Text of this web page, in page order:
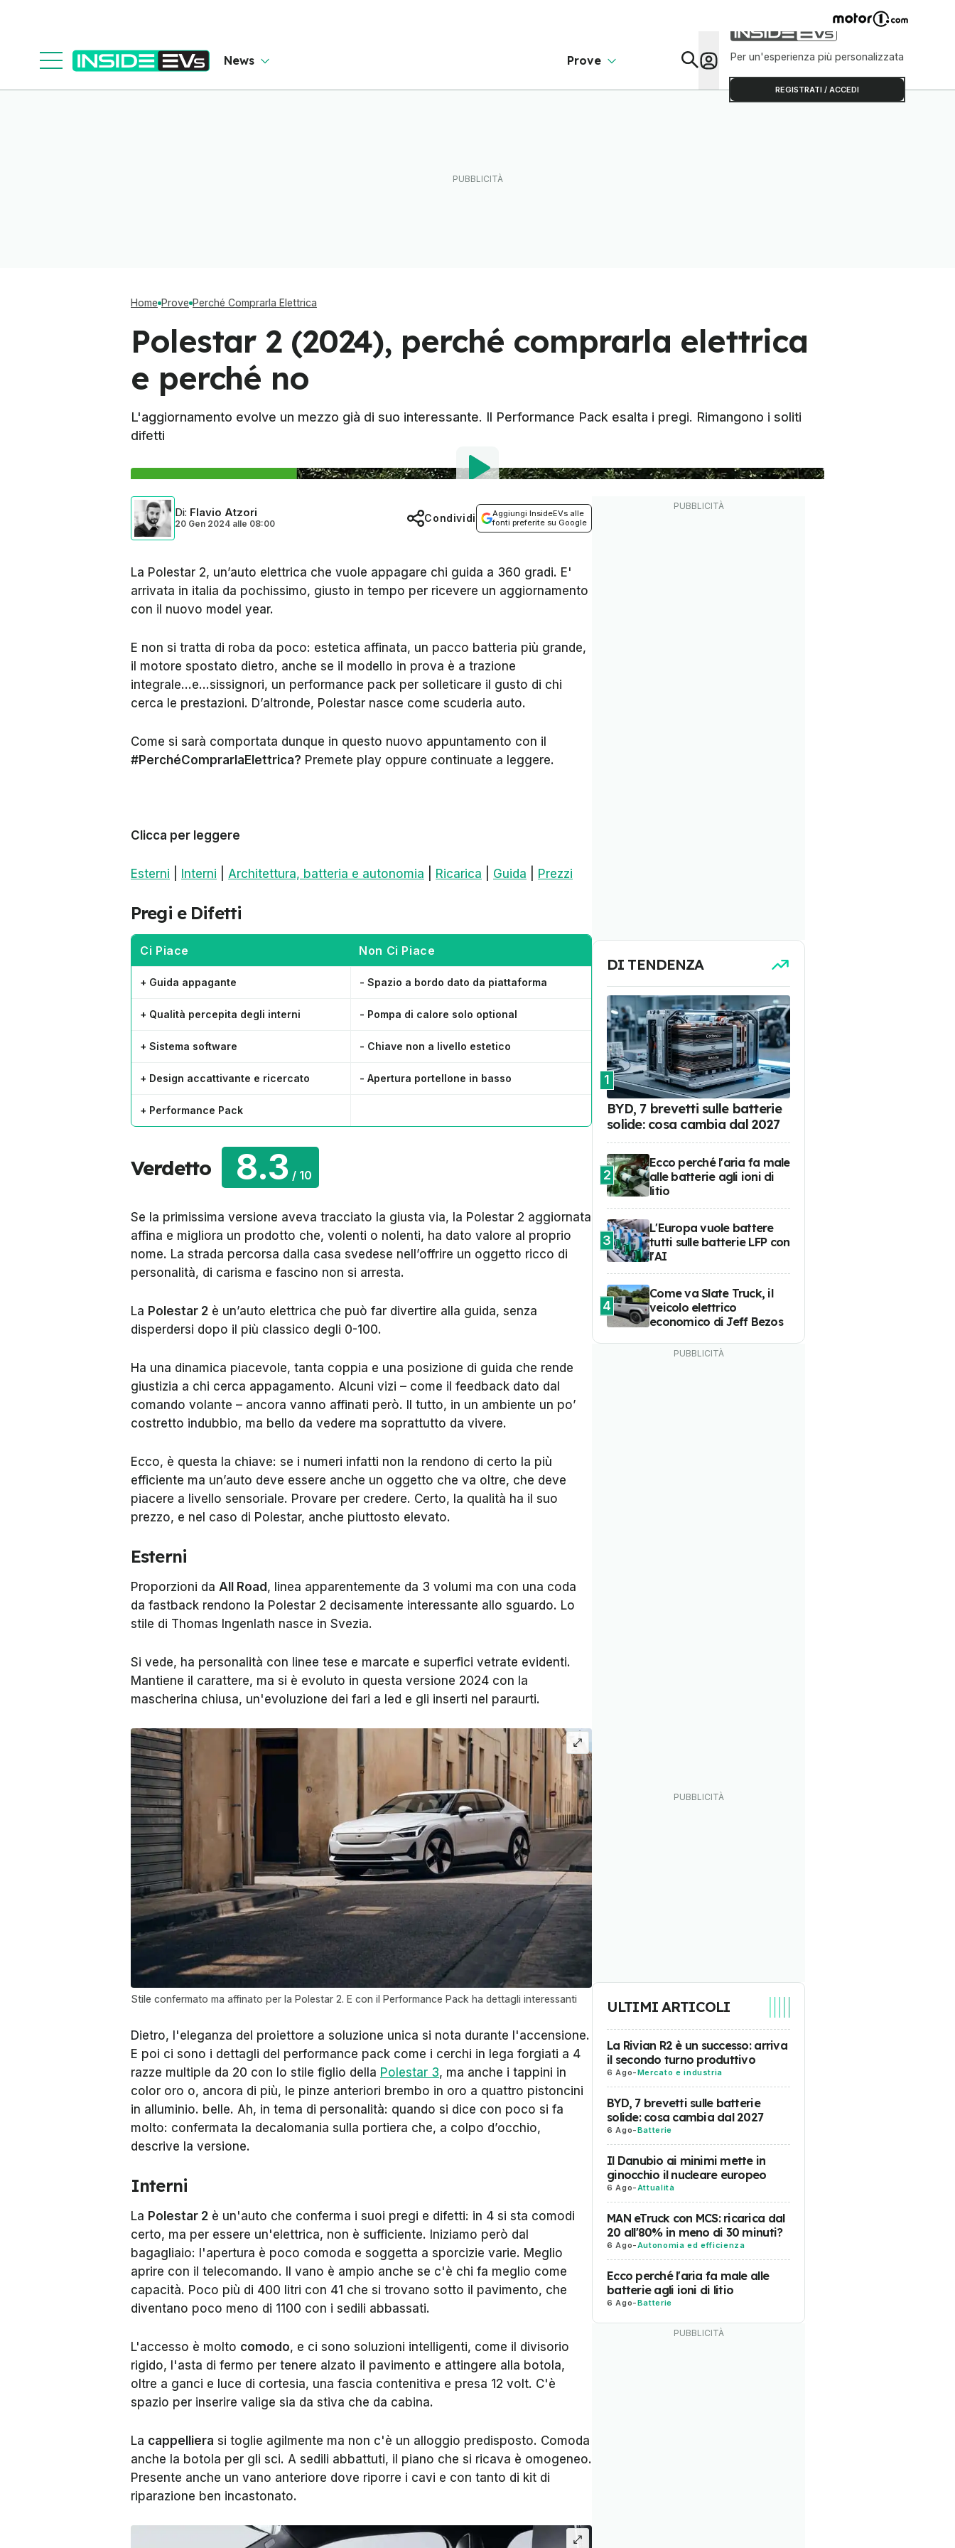
News Prove Per un'esperienza più personalizzata
REGISTRATI / ACCEDI
Home Prove Perché Comprarla Elettrica
Polestar 2 (2024), perché comprarla elettrica
e perché no
L'aggiornamento evolve un mezzo già di suo interessante. Il Performance Pack esalta i pregi. Rimangono i soliti
difetti
Di: Flavio Atzori
20 Gen 2024 alle 08:00
Aggiungi InsideEVs alle
fonti preferite su Google
Condividi
La Polestar 2, un’auto elettrica che vuole appagare chi guida a 360 gradi. E'
arrivata in italia da pochissimo, giusto in tempo per ricevere un aggiornamento
con il nuovo model year.
E non si tratta di roba da poco: estetica affinata, un pacco batteria più grande,
il motore spostato dietro, anche se il modello in prova è a trazione
integrale...e...sissignori, un performance pack per solleticare il gusto di chi
cerca le prestazioni. D’altronde, Polestar nasce come scuderia auto.
Come si sarà comportata dunque in questo nuovo appuntamento con il
#PerchéComprarlaElettrica? Premete play oppure continuate a leggere.
Clicca per leggere
Esterni Interni Architettura, batteria e autonomia Ricarica Guida Prezzi
Pregi e Difetti
Ci Piace Non Ci Piace
+ Guida appagante - Spazio a bordo dato da piattaforma
+ Qualità percepita degli interni - Pompa di calore solo optional
+ Sistema software - Chiave non a livello estetico
+ Design accattivante e ricercato - Apertura portellone in basso
+ Performance Pack
Verdetto 8.3 / 10
Se la primissima versione aveva tracciato la giusta via, la Polestar 2 aggiornata
affina e migliora un prodotto che, volenti o nolenti, ha dato valore al proprio
nome. La strada percorsa dalla casa svedese nell’offrire un oggetto ricco di
personalità, di carisma e fascino non si arresta.
La Polestar 2 è un’auto elettrica che può far divertire alla guida, senza
disperdersi dopo il più classico degli 0-100.
Ha una dinamica piacevole, tanta coppia e una posizione di guida che rende
giustizia a chi cerca appagamento. Alcuni vizi – come il feedback dato dal
comando volante – ancora vanno affinati però. Il tutto, in un ambiente un po’
costretto indubbio, ma bello da vedere ma soprattutto da vivere.
Ecco, è questa la chiave: se i numeri infatti non la rendono di certo la più
efficiente ma un’auto deve essere anche un oggetto che va oltre, che deve
piacere a livello sensoriale. Provare per credere. Certo, la qualità ha il suo
prezzo, e nel caso di Polestar, anche piuttosto elevato.
Esterni
Proporzioni da All Road , linea apparentemente da 3 volumi ma con una coda
da fastback rendono la Polestar 2 decisamente interessante allo sguardo. Lo
stile di Thomas Ingenlath nasce in Svezia.
Si vede, ha personalità con linee tese e marcate e superfici vetrate evidenti.
Mantiene il carattere, ma si è evoluto in questa versione 2024 con la
mascherina chiusa, un'evoluzione dei fari a led e gli inserti nel paraurti.
Stile confermato ma affinato per la Polestar 2. E con il Performance Pack ha dettagli interessanti
Dietro, l'eleganza del proiettore a soluzione unica si nota durante l'accensione.
E poi ci sono i dettagli del performance pack come i cerchi in lega forgiati a 4
razze multiple da 20 con lo stile figlio della Polestar 3, ma anche i tappini in
color oro o, ancora di più, le pinze anteriori brembo in oro a quattro pistoncini
in alluminio. belle. Ah, in tema di personalità: quando si dice con poco si fa
molto: confermata la decalomania sulla portiera che, a colpo d’occhio,
descrive la versione.
Interni
La Polestar 2 è un'auto che conferma i suoi pregi e difetti: in 4 si sta comodi
certo, ma per essere un'elettrica, non è sufficiente. Iniziamo però dal
bagagliaio: l'apertura è poco comoda e soggetta a sporcizie varie. Meglio
aprire con il telecomando. Il vano è ampio anche se c'è chi fa meglio come
capacità. Poco più di 400 litri con 41 che si trovano sotto il pavimento, che
diventano poco meno di 1100 con i sedili abbassati.
L'accesso è molto comodo, e ci sono soluzioni intelligenti, come il divisorio
rigido, l'asta di fermo per tenere alzato il pavimento e attingere alla botola,
oltre a ganci e luce di cortesia, una fascia contenitiva e presa 12 volt. C'è
spazio per inserire valige sia da stiva che da cabina.
La cappelliera si toglie agilmente ma non c'è un alloggio predisposto. Comoda
anche la botola per gli sci. A sedili abbattuti, il piano che si ricava è omogeneo.
Presente anche un vano anteriore dove riporre i cavi e con tanto di kit di
riparazione ben incastonato.
DI TENDENZA
1
BYD, 7 brevetti sulle batterie
solide: cosa cambia dal 2027
2
Ecco perché l'aria fa male
alle batterie agli ioni di
litio
3
L'Europa vuole battere
tutti sulle batterie LFP con
l'AI
4
Come va Slate Truck, il
veicolo elettrico
economico di Jeff Bezos
ULTIMI ARTICOLI
La Rivian R2 è un successo: arriva
il secondo turno produttivo
6 Ago-Mercato e industria
BYD, 7 brevetti sulle batterie
solide: cosa cambia dal 2027
6 Ago-Batterie
Il Danubio ai minimi mette in
ginocchio il nucleare europeo
6 Ago-Attualità
MAN eTruck con MCS: ricarica dal
20 all'80% in meno di 30 minuti?
6 Ago-Autonomia ed efficienza
Ecco perché l'aria fa male alle
batterie agli ioni di litio
6 Ago-Batterie